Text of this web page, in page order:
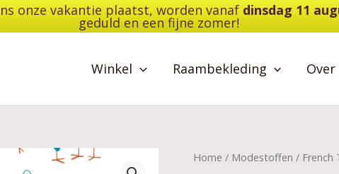
onze vakantie plaatst, worden vanaf dinsdag 11
geduld en een fijne zomer!
Winkel Raambekleding Over
Home / Modestoffen / French
Katia